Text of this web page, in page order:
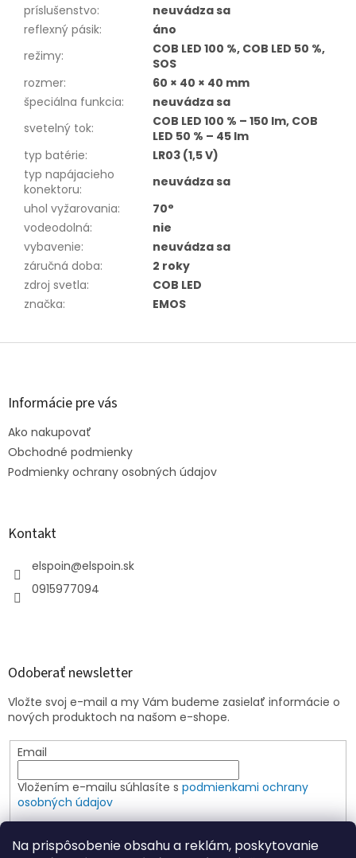
Na prispôsobenie obsahu a reklám, poskytovanie
príslušenstvo:
neuvádza sa
reflexný pásik:
áno
režimy:
COB LED 100 %, COB LED 50 %,
SOS
rozmer:
60 × 40 × 40 mm
špeciálna funkcia:
neuvádza sa
svetelný tok:
COB LED 100 % – 150 lm, COB
LED 50 % – 45 lm
typ batérie:
LR03 (1,5 V)
typ napájacieho
konektoru:
neuvádza sa
uhol vyžarovania:
70°
vodeodolná:
nie
vybavenie:
neuvádza sa
záručná doba:
2 roky
zdroj svetla:
COB LED
značka: EMOS
Z
Informácie pre vás
Ako nakupovať
Obchodné podmienky
Podmienky ochrany osobných údajov
Kontakt
elspoin@elspoin.sk
0915977094
Odoberať newsletter
Vložte svoj e-mail a my Vám budeme zasielať informácie o
nových produktoch na našom e-shope.
Email
Vložením e-mailu súhlasíte s podmienkami ochrany
osobných údajov
PRIHLÁSIŤ SA